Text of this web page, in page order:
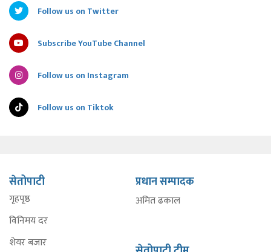
Follow us on Twitter
Subscribe YouTube Channel
Follow us on Instagram
Follow us on Tiktok
सेतोपाटी
गृहपृष्ठ
विनिमय दर
शेयर बजार
प्रधान सम्पादक
अमित ढकाल